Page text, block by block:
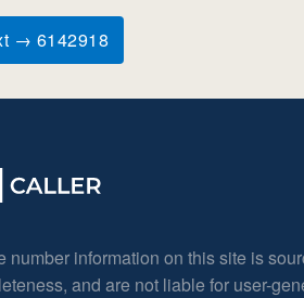
→ 6142918
number information on this site is
and are not liable for user-